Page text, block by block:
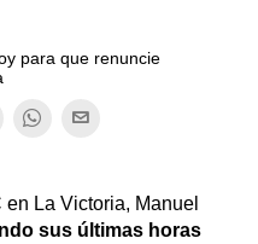
para que renuncie
La Victoria, Manuel
sus últimas horas